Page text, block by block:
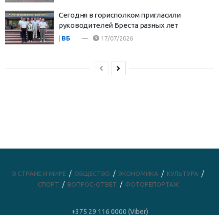
Сегодня в горисполком пригласили
руководителей Бреста разных лет
| ВБ 17/07/2026
В СТРАНЕ И МИРЕ ОБЩЕСТВО ЭКОНОМИКА
КУЛЬТУРА
СПОРТ
ВОПРОС-ОТВЕТ ФОТОРЕПОРТАЖ
+375 29 116 0000 (Viber)